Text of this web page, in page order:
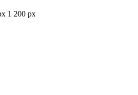
1 200 px